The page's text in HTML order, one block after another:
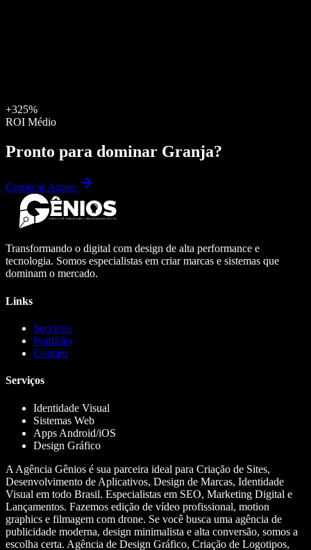
+325%
ROI Médio
Pronto para dominar Granja?
Começar Agora
Transformando o digital com design de alta performance e
tecnologia. Somos especialistas em criar marcas e sistemas que
dominam o mercado.
Links
Serviços
Portfólio
Contato
Serviços
Identidade Visual
Sistemas Web
Apps Android/iOS
Design Gráfico
A Agência Gênios é sua parceira ideal para Criação de Sites,
Desenvolvimento de Aplicativos, Design de Marcas, Identidade
Visual em todo Brasil. Especialistas em SEO, Marketing Digital e
Lançamentos. Fazemos edição de vídeo profissional, motion
graphics e filmagem com drone. Se você busca uma agência de
publicidade moderna, design minimalista e alta conversão, somos a
escolha certa. Agência de Design Gráfico, Criação de Logotipos,